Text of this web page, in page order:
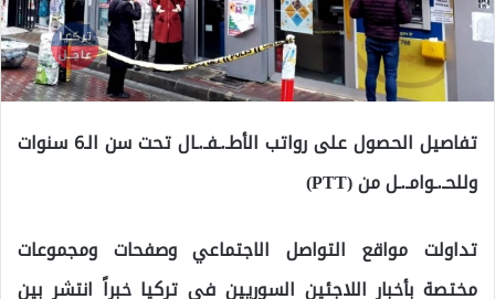
تفاصيل الحصول على رواتب الأطـ.ـفـ.ـال تحت سن الـ6 سنوات
وللحـ.ـوامـ.ـل من (PTT)
تداولت مواقع التواصل الاجتماعي وصفحات ومجموعات
مختصة بأخبار اللاجئين السوريين في تركيا خبراً انتشر بين